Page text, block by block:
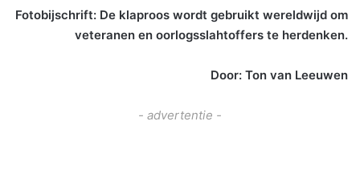
Fotobijschrift: De klaproos wordt gebruikt wereldwijd om
veteranen en oorlogsslahtoffers te herdenken.
Door: Ton van Leeuwen
- advertentie -